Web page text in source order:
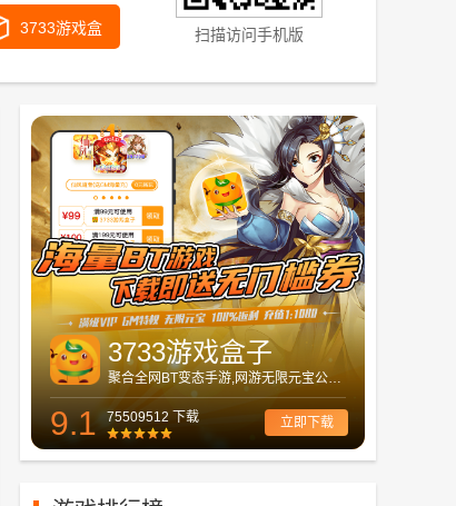
3733游戏盒 扫描访问手机版
3733游戏盒子
聚合全网BT变态手游,网游无限元宝公益服
9.1 75509512 下载 立即下载